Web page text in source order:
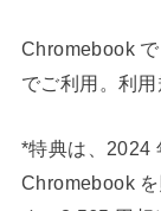
Chromebook
でご利用。利用
*特典は、2024
Chromebook